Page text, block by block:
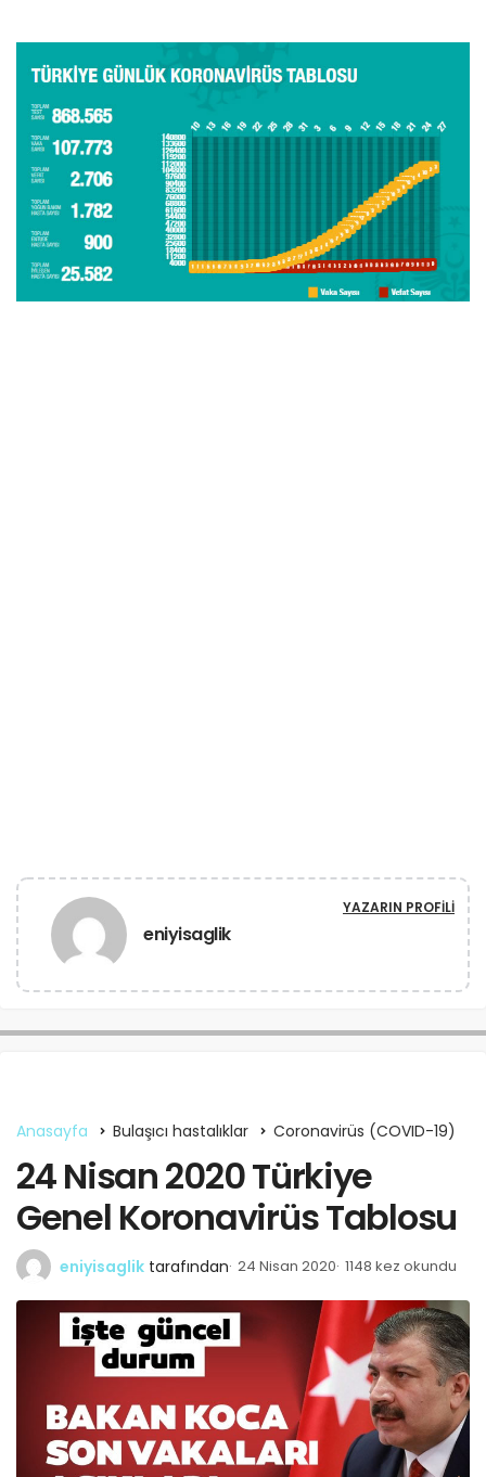
eniyisaglik
YAZARIN PROFILI
Anasayfa Bulaşıcı hastalıklar Coronavirüs (COVID-19)
24 Nisan 2020 Türkiye
Genel Koronavirüs Tablosu
eniyisaglik tarafından 24 Nisan 2020 1148 kez okundu